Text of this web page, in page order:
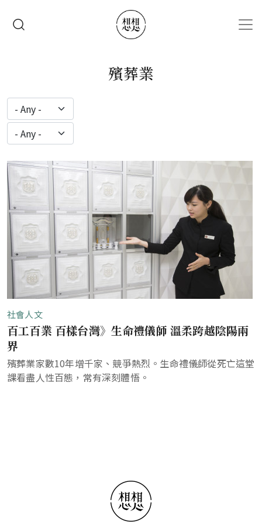
殯葬業
社會人文
百工百業 百樣台灣》生命禮儀師 溫柔跨越陰陽兩
界
殯葬業家數10年增千家、競爭熱烈。生命禮儀師從死亡這堂
課看盡人性百態，常有深刻體悟。